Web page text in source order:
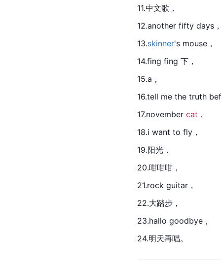
11.中文歌，
12.another fifty days
13.skinner's mouse ，
14.fing fing 下，
15.a，
16.tell me the truth
17.november cat ，
18.i want to fly，
19.阳光，
20.咁咁咁，
21.rock guitar，
22.大踏步，
23.hallo goodbye，
24.明天再唱。